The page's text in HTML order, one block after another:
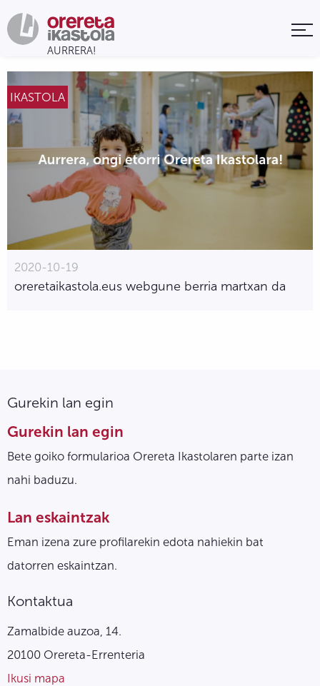
IKASTOLA
2020-10-19
oreretaikastola.eus webgune berria martxan da
Gurekin lan egin
Gurekin lan egin
Bete goiko formularioa Orereta Ikastolaren parte izan
nahi baduzu.
Lan eskaintzak
Eman izena zure profilarekin edota nahiekin bat
datorren eskaintzan.
Kontaktua
Zamalbide auzoa, 14.
20100 Orereta-Errenteria
Ikusi mapa